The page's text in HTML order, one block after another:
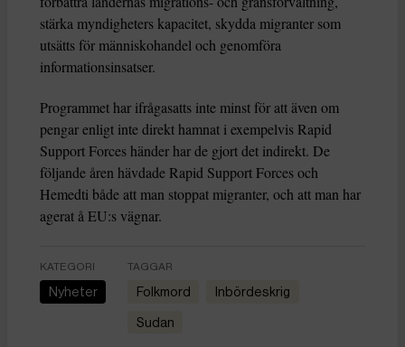
stärka myndigheters kapacitet, skydda migranter som
utsätts för människohandel och genomföra
informationsinsatser.
Programmet har ifrågasatts inte minst för att även om
pengar enligt inte direkt hamnat i exempelvis Rapid
Support Forces händer har de gjort det indirekt. De
följande åren hävdade Rapid Support Forces och
Hemedti både att man stoppat migranter, och att man har
agerat å EU:s vägnar.
KATEGORI
Nyheter
TAGGAR
folkmord inbördeskrig
Sudan